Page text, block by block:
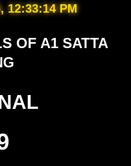
12:33:15 PM
OF A1 SATTA